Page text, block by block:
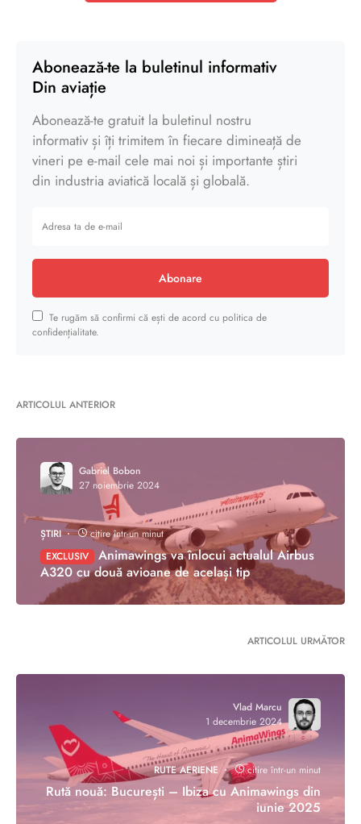
Abonează-te la buletinul informativ
Din aviație
Abonează-te gratuit la buletinul nostru
informativ și îți trimitem în fiecare dimineață de
vineri pe e-mail cele mai noi și importante știri
din industria aviatică locală și globală.
Abonare
Te rugăm să confirmi că ești de acord cu politica de
confidențialitate.
ARTICOLUL ANTERIOR
Gabriel Bobon
27 noiembrie 2024
ȘTIRI
citire într-un minut
EXCLUSIV
Animawings va înlocui actualul Airbus
A320 cu două avioane de același tip
ARTICOLUL URMĂTOR
Vlad Marcu
1 decembrie 2024
RUTE AERIENE citire într-un minut
Rută nouă: București – Ibiza cu Animawings din
iunie 2025